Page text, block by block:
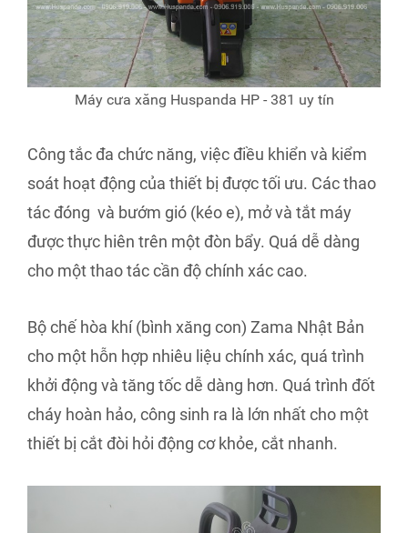
Máy cưa xăng Huspanda HP - 381 uy tín
Công tắc đa chức năng, việc điều khiển và kiểm
soát hoạt động của thiết bị được tối ưu. Các thao
tác đóng và bướm gió (kéo e), mở và tắt máy
được thực hiên trên một đòn bẩy. Quá dễ dàng
cho một thao tác cần độ chính xác cao.
Bộ chế hòa khí (bình xăng con) Zama Nhật Bản
cho một hỗn hợp nhiêu liệu chính xác, quá trình
khởi động và tăng tốc dễ dàng hơn. Quá trình đốt
cháy hoàn hảo, công sinh ra là lớn nhất cho một
thiết bị cắt đòi hỏi động cơ khỏe, cắt nhanh.